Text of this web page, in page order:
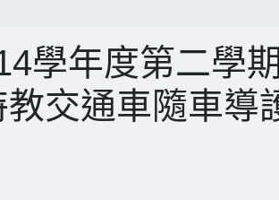
學年度第二學
交通車隨車導